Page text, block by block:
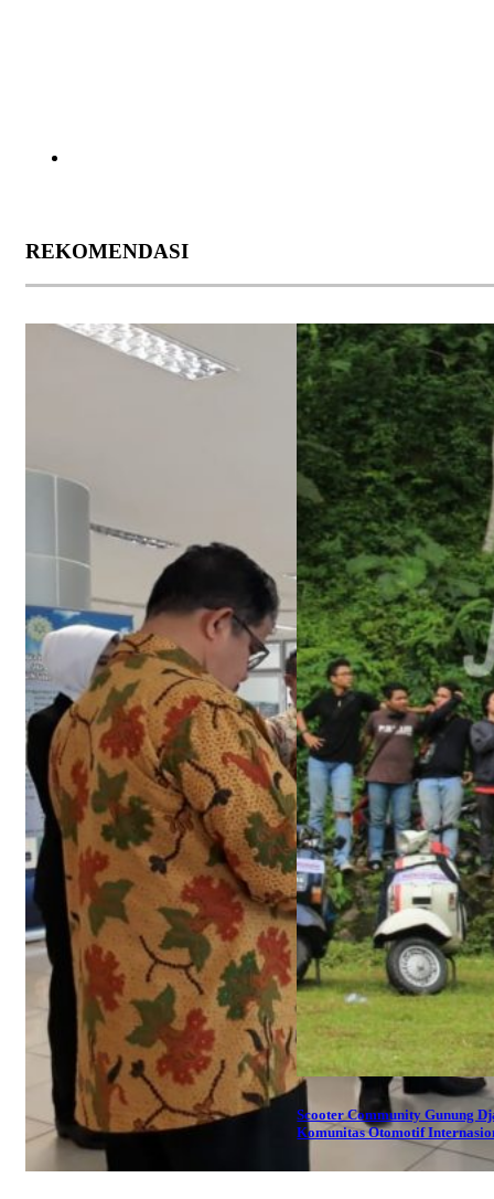
REKOMENDASI
Scooter Community Gunung
Komunitas Otomotif